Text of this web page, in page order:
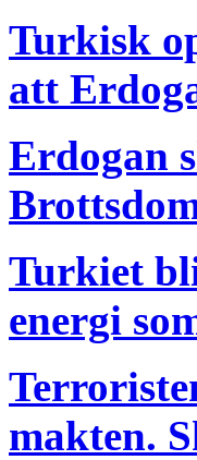
Turkisk
att
Erdogan
Turkiet
energi
makten.